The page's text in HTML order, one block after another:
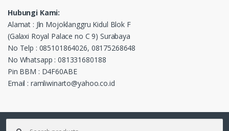
Hubungi Kami:
Alamat : Jln Mojoklanggru Kidul Blok F
(Galaxi Royal Palace no C 9) Surabaya
No Telp : 085101864026, 08175268648
No Whatsapp : 081331680188
Pin BBM : D4F60ABE
Email : ramliwinarto@yahoo.co.id
Pencarian